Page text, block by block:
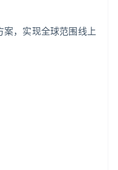
，实现全球范围线上